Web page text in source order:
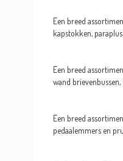
Een breed
kapstokken,
Een breed
wand brievenbussen,
Een breed
pedaalemmers en